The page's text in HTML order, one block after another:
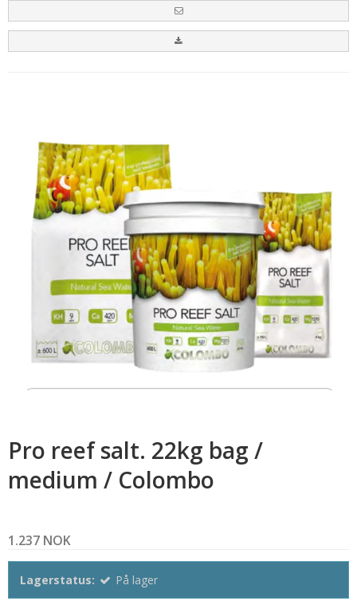
Pro reef salt. 22kg bag /
medium / Colombo
1.237 NOK
Lagerstatus: På lager